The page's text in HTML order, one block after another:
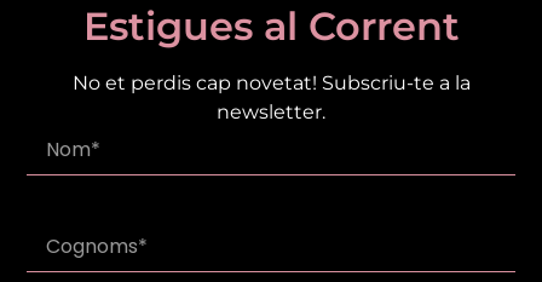
Estigues al Corrent
No et perdis cap novetat! Subscriu-te a la
newsletter.